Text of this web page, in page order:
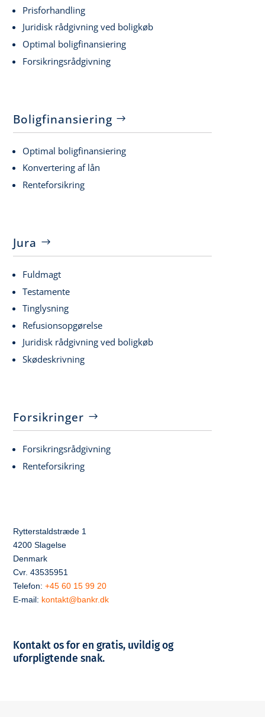
Prisforhandling
Juridisk rådgivning ved boligkøb
Optimal boligfinansiering
Forsikringsrådgivning
Boligfinansiering
Optimal boligfinansiering
Konvertering af lån
Renteforsikring
Jura
Fuldmagt
Testamente
Tinglysning
Refusionsopgørelse
Juridisk rådgivning ved boligkøb
Skødeskrivning
Forsikringer
Forsikringsrådgivning
Renteforsikring
Rytterstaldstræde 1
4200 Slagelse
Denmark
Cvr. 43535951
Telefon:+45 60 15 99 20
E-mail: kontakt@bankr.dk
Kontakt os for en gratis, uvildig og
uforpligtende snak.